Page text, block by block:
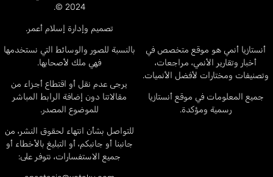
أنستازيا أنمي هو موقع متخصص في
أخبار وتقارير الأنمي، مراجعات،
وتصنيفات ومختارات لأفضل الأنميات.
جميع المعلومات في موقع أنستازيا
رسمية ومؤكدة.
2024 ©.
تصميم وإدارة إسلام أعمر.
بالنسبة للصور والوسائط التي نستخدمها
فهي ملك لأصحابها.
يرجى عدم نقل أو اقتطاع أجزاء من
مقالاتنا دون إضافة الرابط المباشر
للموضوع المصدر.
للتواصل بشأن انتهاء لحقوق النشر، من
جانبنا أو جانبكم، أو التبليغ بالأخطاء أو
جميع الاستفسارات، نتوفر على: